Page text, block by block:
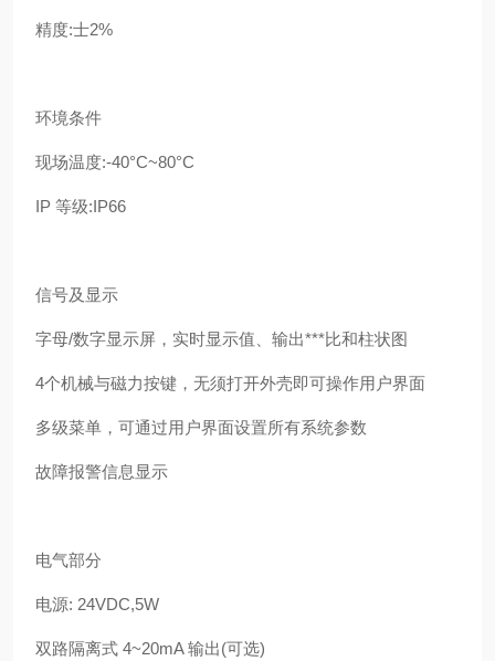
精度:士2%
环境条件
现场温度:-40°C~80°C
IP 等级:IP66
信号及显示
字母/数字显示屏，实时显示值、输出***比和柱状图
4个机械与磁力按键，无须打开外壳即可操作用户界面
多级菜单，可通过用户界面设置所有系统参数
故障报警信息显示
电气部分
电源: 24VDC,5W
双路隔离式 4~20mA 输出(可选)